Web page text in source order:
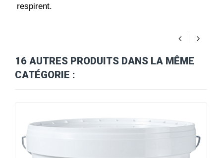
respirent.
16 AUTRES PRODUITS DANS LA MÊME
CATÉGORIE :